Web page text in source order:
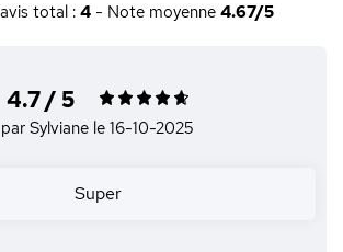
total : 4- Note moyenne 4.67/5
4.7 / 5
par Sylviane le 16-10-2025
Super